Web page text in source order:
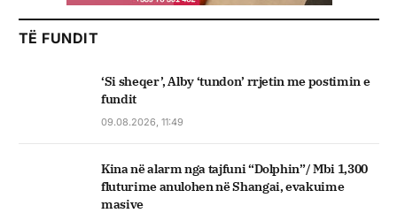
TË FUNDIT
‘Si sheqer’, Alby ‘tundon’ rrjetin me postimin e
fundit
09.08.2026, 11:49
Kina në alarm nga tajfuni “Dolphin”/ Mbi 1,300
fluturime anulohen në Shangai, evakuime
masive